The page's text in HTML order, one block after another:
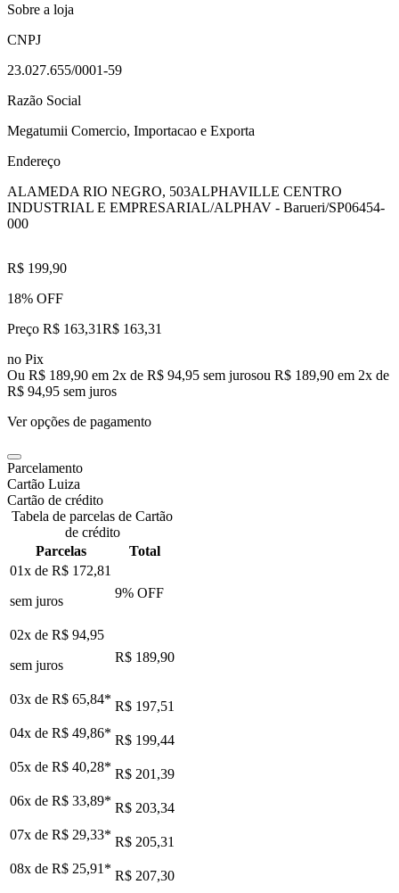
Sobre a loja
CNPJ
23.027.655/0001-59
Razão Social
Megatumii Comercio, Importacao e Exporta
Endereço
ALAMEDA RIO NEGRO, 503ALPHAVILLE CENTRO
INDUSTRIAL E EMPRESARIAL/ALPHAV - Barueri/SP06454-
000
R$ 199,90
18% OFF
Preço R$ 163,31R$ 163,31
no Pix
Ou R$ 189,90 em 2x de R$ 94,95 sem jurosou R$ 189,90 em 2x de
R$ 94,95 sem juros
Ver opções de pagamento
Parcelamento
Cartão Luiza
Cartão de crédito
Tabela de parcelas de Cartão
de crédito
Parcelas
Total
01x de R$ 172,81
sem juros
9% OFF
02x de R$ 94,95
sem juros
R$ 189,90
03x de R$ 65,84* R$ 197,51
04x de R$ 49,86* R$ 199,44
05x de R$ 40,28* R$ 201,39
06x de R$ 33,89* R$ 203,34
07x de R$ 29,33* R$ 205,31
08x de R$ 25,91 * R$ 207,30